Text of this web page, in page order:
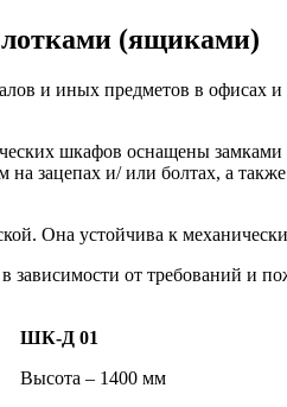
(ящиками)
и иных предметов в офисах
шкафов оснащены замками
зацепах и/ или болтах, а
Она устойчива к
от требований и
ШК-Д 01
Высота – 1400 мм